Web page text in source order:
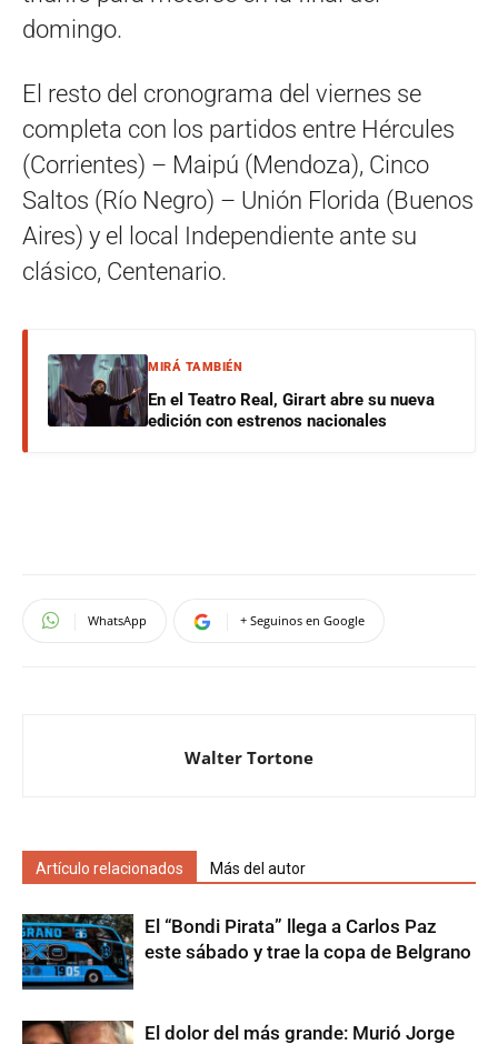
domingo.
El resto del cronograma del viernes se
completa con los partidos entre Hércules
(Corrientes) – Maipú (Mendoza), Cinco
Saltos (Río Negro) – Unión Florida (Buenos
Aires) y el local Independiente ante su
clásico, Centenario.
MIRÁ TAMBIÉN
En el Teatro Real, Girart abre su nueva
edición con estrenos nacionales
WhatsApp + Seguinos en Google
Walter Tortone
Artículo relacionados Más del autor
El “Bondi Pirata” llega a Carlos Paz
este sábado y trae la copa de Belgrano
El dolor del más grande: Murió Jorge